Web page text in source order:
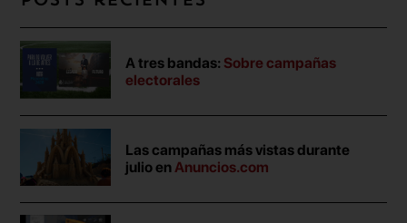
A tres bandas: Sobre campañas
electorales
Las campañas más vistas durante
julio enAnuncios.com